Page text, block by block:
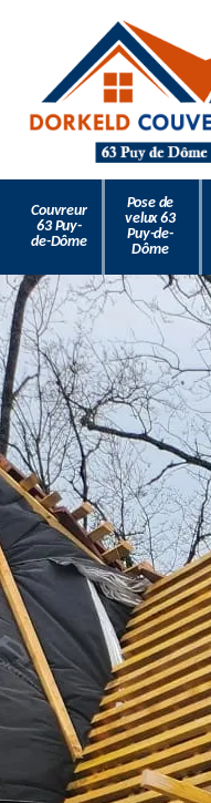
Couvreur
63 Puy-
de-Dôme
Pose de
velux 63
Puy-de-
Dôme